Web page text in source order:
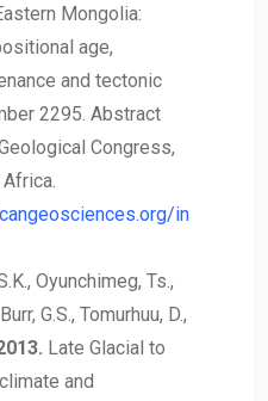
Mongolia:
age,
and tectonic
2295. Abstract
Congress,
in
Oyunchimeg, Ts.,
G.S., Tomurhuu, D.,
Late Glacial to
and